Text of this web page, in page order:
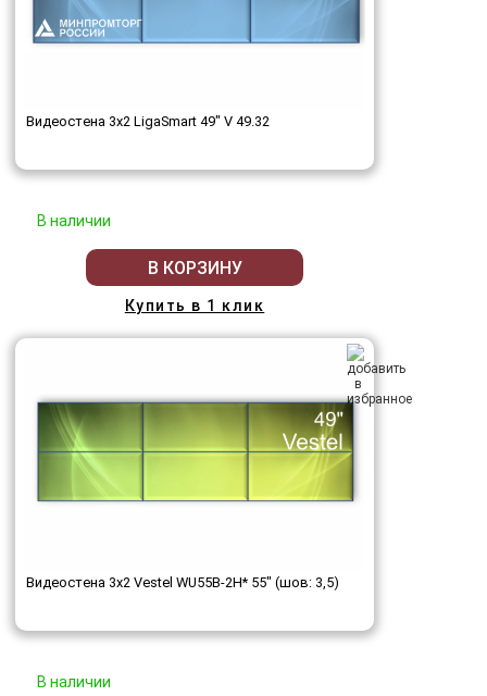
Видеостена 3x2 LigaSmart 49" V 49.32
В наличии
В КОРЗИНУ
Купить в 1 клик
Видеостена 3x2 Vestel WU55B-2H* 55" (шов: 3,5)
В наличии